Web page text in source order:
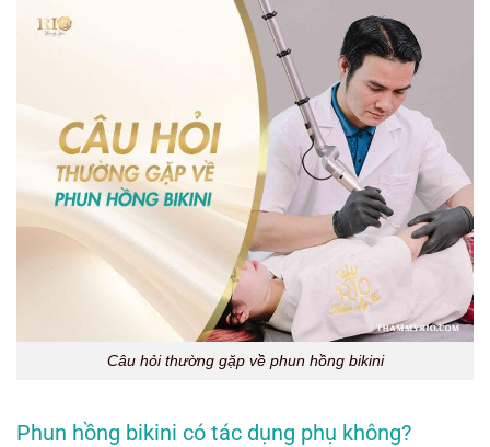
Câu hỏi thường gặp về phun hồng bikini
Phun hồng bikini có tác dụng phụ không?